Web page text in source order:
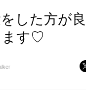
した方が
ます♡